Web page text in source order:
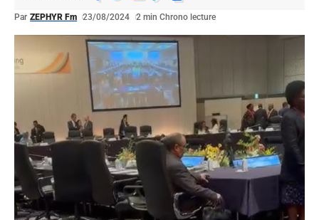
Par ZEPHYR Fm 23/08/2024 2 min Chrono lecture